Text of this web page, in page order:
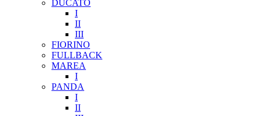
DUCATO
I
II
III
FIORINO
FULLBACK
MAREA
I
PANDA
I
II